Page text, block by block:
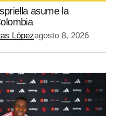
asume la
Lópezagosto 8, 2026